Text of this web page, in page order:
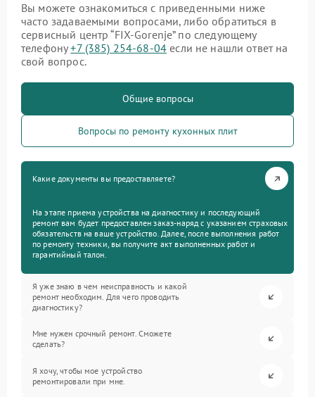
Вы можете ознакомиться с приведенными ниже
часто задаваемыми вопросами, либо обратиться в
сервисный центр “FIX-Gorenje” по следующему
телефону+7 (385) 254-68-04 если не нашли ответ на
свой вопрос.
Общие вопросы
Вопросы по ремонту кухонных плит
Какие документы вы предоставляете?
На этапе приема устройства на диагностику и последующий
ремонт вам будет предоставлен заказ-наряд с указанием страховых
обязательств на ваше устройство. Далее, после выполнения работ
по ремонту техники, вы получите акт выполненных работ и
гарантийный талон.
Я уже знаю в чем неисправность и какой
ремонт необходим. Для чего проводить
диагностику?
Мне нужен срочный ремонт. Сможете
сделать?
Я хочу, чтобы мое устройство
ремонтировали при мне.